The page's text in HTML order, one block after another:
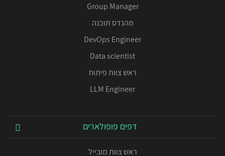
Group Manager
מהנדס תוכנה
DevOps Engineer
Data scientist
ראש צוות פיתוח
LLM Engineer
דפים פופולארים
ראש צוות מובייל